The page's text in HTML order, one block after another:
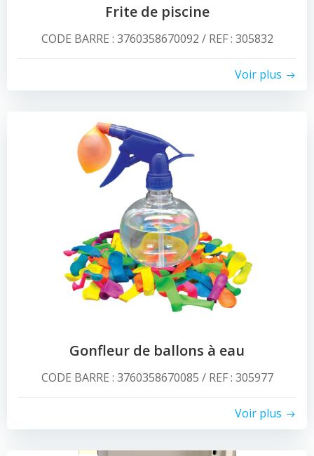
Frite de piscine
CODE BARRE : 3760358670092 / REF : 305832
Voir plus
Gonfleur de ballons à eau
CODE BARRE : 3760358670085 / REF : 305977
Voir plus